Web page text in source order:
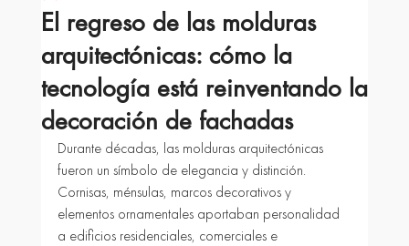
El regreso de las molduras
arquitectónicas: cómo la
tecnología está reinventando la
decoración de fachadas
Durante décadas, las molduras arquitectónicas
fueron un símbolo de elegancia y distinción.
Cornisas, ménsulas, marcos decorativos y
elementos ornamentales aportaban personalidad
a edificios residenciales, comerciales e